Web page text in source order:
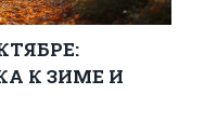
К ЗИМЕ И